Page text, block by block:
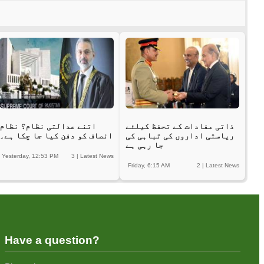
اتنے عدالتی نظام؟ نظام
انصاف کو دفن کیا جا چکا ہے۔
3 | Latest News
Yesterday, 12:53 PM
ذاتی مفادات کے تحفظ کیلئے
ریاستی اداروں کی تباہی کی
جا رہی ہے
2 | Latest News
Friday, 6:15 AM
Have a question?